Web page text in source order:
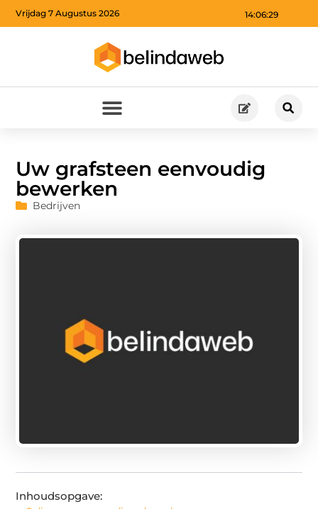
14:06:30
Vrijdag 7 Augustus 2026
Uw grafsteen eenvoudig
bewerken
Bedrijven
Inhoudsopgave: